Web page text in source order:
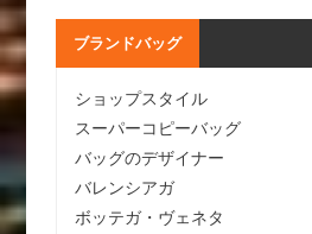
ブランドバッグ
ショップスタイル
スーパーコピーバッグ
バッグのデザイナー
バレンシアガ
ボッテガ・ヴェネタ